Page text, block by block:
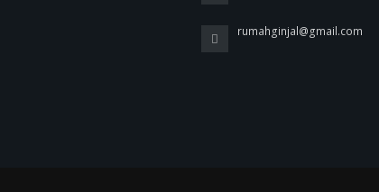
rumahginjal@gmail.com